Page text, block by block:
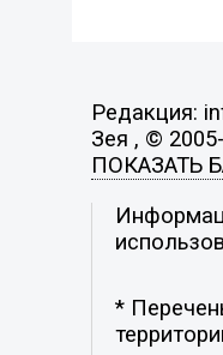
Редакция:
Зея , ©
ПОКАЗАТЬ
*